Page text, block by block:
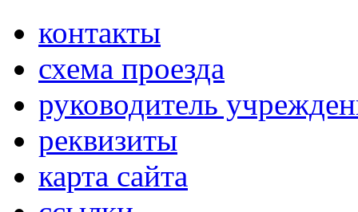
контакты
схема проезда
руководитель
реквизиты
карта сайта